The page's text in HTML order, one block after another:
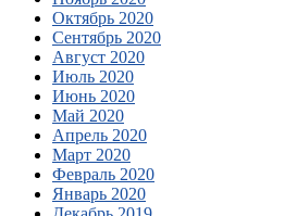
Октябрь 2020
Сентябрь 2020
Август 2020
Июль 2020
Июнь 2020
Май 2020
Апрель 2020
Март 2020
Февраль 2020
Январь 2020